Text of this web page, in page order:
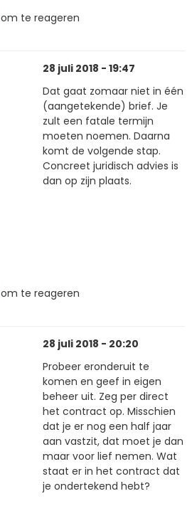
om te reageren
28 juli 2018 - 19:47
Dat gaat zomaar niet in één
(aangetekende) brief. Je
zult een fatale termijn
moeten noemen. Daarna
komt de volgende stap.
Concreet juridisch advies is
dan op zijn plaats.
om te reageren
28 juli 2018 - 20:20
Probeer eronderuit te
komen en geef in eigen
beheer uit. Zeg per direct
het contract op. Misschien
dat je er nog een half jaar
aan vastzit, dat moet je dan
maar voor lief nemen. Wat
staat er in het contract dat
je ondertekend hebt?